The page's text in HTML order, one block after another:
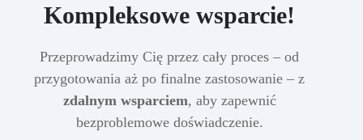
Kompleksowe wsparcie!
Przeprowadzimy Cię przez cały proces – od
przygotowania aż po finalne zastosowanie – z
zdalnym wsparciem, aby zapewnić
bezproblemowe doświadczenie.